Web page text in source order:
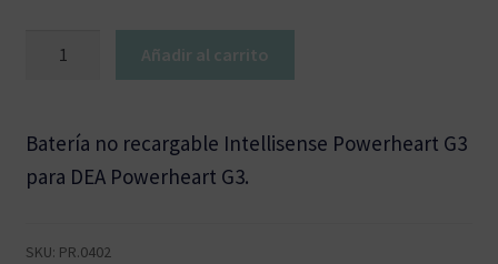
Plus
Cardiac
Añadir al carrito
Batería no recargable Intellisense Powerheart G3
para DEA Powerheart G3.
SKU: PR.0402